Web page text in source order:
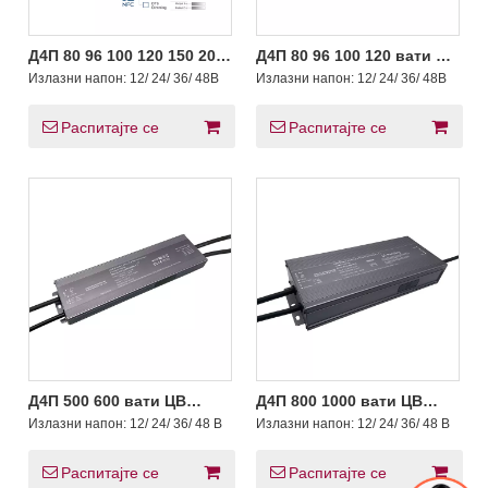
Д4П 80 96 100 120 150 200
вати ЦВ ЦЦТ Пусх ДАЛИ-2
Излазни напон: 12/ 24/ 36/ 48В
Распитајте се
Д4П 80 96 100 120 вати ЦВ
ДАЛИ-2 Д4и Пусх ЛЕД
Излазни напон: 12/ 24/ 36/ 48В
Распитајте се
Д4П 500 600 вати ЦВ
ДАЛИ-2 Д4и Пусх ЛЕД
Излазни напон: 12/ 24/ 36/ 48 В
Распитајте се
Д4П 800 1000 вати ЦВ
ДАЛИ-2 Д4и Пусх ЛЕД
Излазни напон: 12/ 24/ 36/ 48 В
Распитајте се